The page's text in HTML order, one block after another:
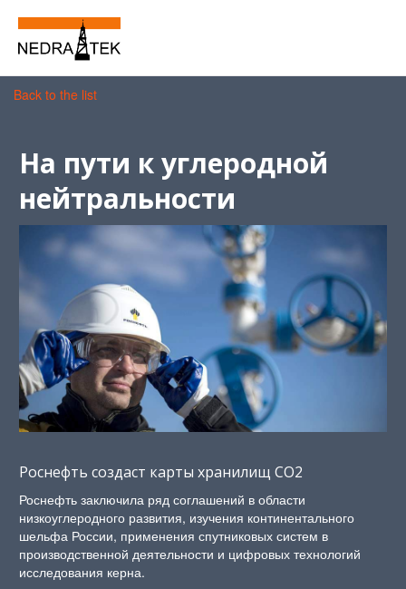
Back to the list
На пути к углеродной
нейтральности
Роснефть создаст карты хранилищ CO2
Роснефть заключила ряд соглашений в области
низкоуглеродного развития, изучения континентального
шельфа России, применения спутниковых систем в
производственной деятельности и цифровых технологий
исследования керна.